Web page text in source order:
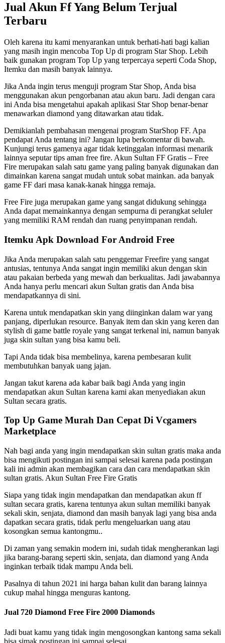
Jual Akun Ff Yang Belum Terjual
Terbaru
Oleh karena itu kami menyarankan untuk berhati-hati bagi kalian
yang masih ingin mencoba Top Up di program Star Shop. Lebih
baik gunakan program Top Up yang terpercaya seperti Coda Shop,
Itemku dan masih banyak lainnya.
Jika Anda ingin terus menguji program Star Shop, Anda bisa
menggunakan akun pengorbanan atau akun baru. Jadi dengan cara
ini Anda bisa mengetahui apakah aplikasi Star Shop benar-benar
menawarkan diamond yang ditawarkan atau tidak.
Demikianlah pembahasan mengenai program StarShop FF. Apa
pendapat Anda tentang ini? Jangan lupa berkomentar di bawah.
Kunjungi terus gamenya agar tidak ketinggalan informasi menarik
lainnya seputar tips aman free fire. Akun Sultan FF Gratis – Free
Fire merupakan salah satu game yang paling banyak digunakan dan
dimainkan karena sangat mudah untuk sobat mainkan. ada banyak
game FF dari masa kanak-kanak hingga remaja.
Free Fire juga merupakan game yang sangat didukung sehingga
Anda dapat memainkannya dengan sempurna di perangkat seluler
yang memiliki RAM rendah dan ruang penyimpanan rendah.
Itemku Apk Download For Android Free
Jika Anda merupakan salah satu penggemar Freefire yang sangat
antusias, tentunya Anda sangat ingin memiliki akun dengan skin
atau pakaian berbeda yang mewah dan berkualitas. Jadi jawabannya
Anda hanya perlu mencari akun Sultan gratis dan Anda bisa
mendapatkannya di sini.
Karena untuk mendapatkan skin yang diinginkan dalam war yang
panjang, diperlukan resource. Banyak item dan skin yang keren dan
stylish di game battle royale yang sangat terkenal ini, namun banyak
juga skin sultan yang bisa kamu beli.
Tapi Anda tidak bisa membelinya, karena pembesaran kulit
membutuhkan banyak uang jajan.
Jangan takut karena ada kabar baik bagi Anda yang ingin
mendapatkan akun Sultan karena kami akan menyediakan akun
Sultan secara gratis.
Top Up Game Murah Dan Cepat Di Vcgamers
Marketplace
Nah bagi anda yang ingin mendapatkan skin sultan gratis maka anda
bisa mengikuti postingan ini sampai selesai karena pada postingan
kali ini admin akan membagikan cara dan cara mendapatkan skin
sultan gratis. Akun Sultan Free Fire Gratis
Siapa yang tidak ingin mendapatkan dan mendapatkan akun ff
sultan secara gratis, karena tentunya akun sultan memiliki banyak
sekali skin, senjata, diamond dan masih banyak lagi yang bisa anda
dapatkan secara gratis, tidak perlu mengeluarkan uang atau
kosongkan semua kantongmu..
Di zaman yang semakin modern ini, sudah tidak mengherankan lagi
jika barang-barang seperti skin, senjata, dan diamond yang Anda
inginkan terbaik tidak mampu Anda beli.
Pasalnya di tahun 2021 ini harga bahan kulit dan barang lainnya
cukup mahal hingga menguras kantong.
Jual 720 Diamond Free Fire 2000 Diamonds
Jadi buat kamu yang tidak ingin mengosongkan kantong sama sekali
bisa simak postingan ini sampai selesai.